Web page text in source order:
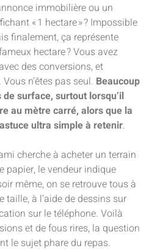
immobilière ou un
« 1 hectare » ? Impossible
finalement, ça représente
hectare ? Vous avez
des conversions, et
n’êtes pas seul. Beaucoup
surface, surtout lorsqu’il
au mètre carré, alors que la
ultra simple à retenir.
cherche à acheter un terrain
papier, le vendeur indique
même, on se retrouve tous à
à l’aide de dessins sur
sur le téléphone. Voilà
et de fous rires, la question
le sujet phare du repas.